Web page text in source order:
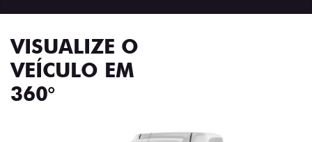
VISUALIZE O
VEÍCULO EM
360°